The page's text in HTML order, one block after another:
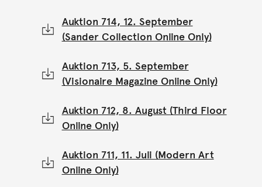
Auktion 714, 12. September
(Sander Collection Online Only)
Auktion 713, 5. September
(Visionaire Magazine Online Only)
Auktion 712, 8. August (Third Floor
Online Only)
Auktion 711, 11. Juli (Modern Art
Online Only)